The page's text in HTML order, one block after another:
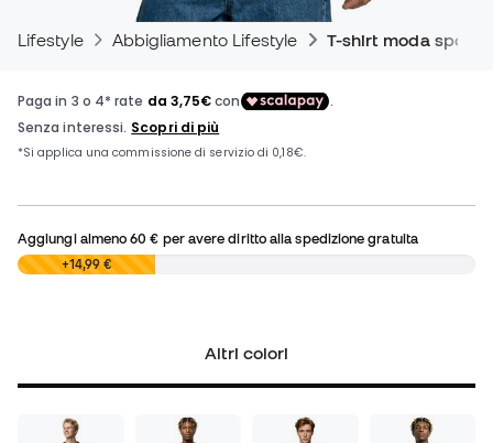
Lifestyle Abbigliamento Lifestyle T-shirt moda
Aggiungi almeno60 € per avere diritto alla spedizione gratuita
0,00 € +14,99 €
Altri colori